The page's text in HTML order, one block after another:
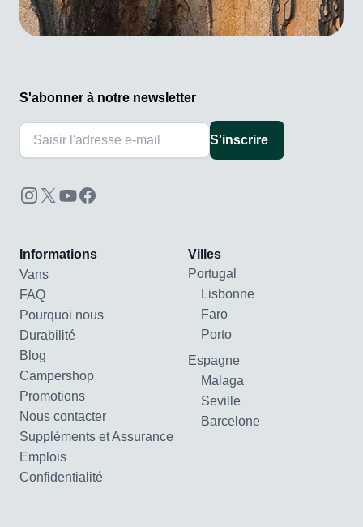
S'abonner à notre newsletter
S'inscrire
Informations
Vans
FAQ
Pourquoi nous
Durabilité
Blog
Campershop
Promotions
Nous contacter
Suppléments et Assurance
Emplois
Confidentialité
Villes
Portugal
Lisbonne
Faro
Porto
Espagne
Malaga
Seville
Barcelone